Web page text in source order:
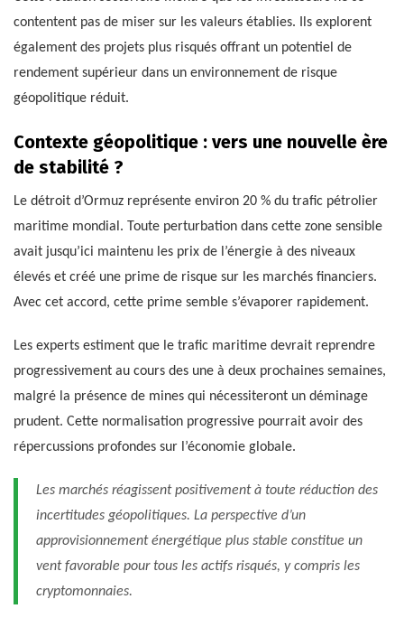
contentent pas de miser sur les valeurs établies. Ils explorent
également des projets plus risqués offrant un potentiel de
rendement supérieur dans un environnement de risque
géopolitique réduit.
Contexte géopolitique : vers une nouvelle ère
de stabilité ?
Le détroit d’Ormuz représente environ 20 % du trafic pétrolier
maritime mondial. Toute perturbation dans cette zone sensible
avait jusqu’ici maintenu les prix de l’énergie à des niveaux
élevés et créé une prime de risque sur les marchés financiers.
Avec cet accord, cette prime semble s’évaporer rapidement.
Les experts estiment que le trafic maritime devrait reprendre
progressivement au cours des une à deux prochaines semaines,
malgré la présence de mines qui nécessiteront un déminage
prudent. Cette normalisation progressive pourrait avoir des
répercussions profondes sur l’économie globale.
Les marchés réagissent positivement à toute réduction des
incertitudes géopolitiques. La perspective d’un
approvisionnement énergétique plus stable constitue un
vent favorable pour tous les actifs risqués, y compris les
cryptomonnaies.